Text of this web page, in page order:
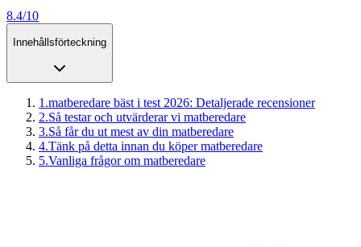
8.4/10
Innehållsförteckning
1 .matberedare bäst i test 2026: Detaljerade recensioner
2.Så testar och utvärderar vi matberedare
3.Så får du ut mest av din matberedare
4.Tänk på detta innan du köper matberedare
5.Vanliga frågor om matberedare